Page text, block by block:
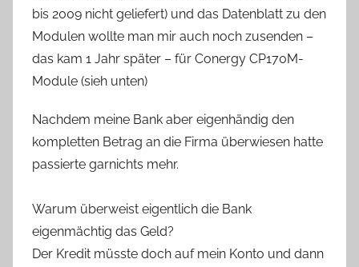
bis 2009 nicht geliefert) und das Datenblatt zu den
Modulen wollte man mir auch noch zusenden –
das kam 1 Jahr später – für Conergy CP170M-
Module (sieh unten)
Nachdem meine Bank aber eigenhändig den
kompletten Betrag an die Firma überwiesen hatte
passierte garnichts mehr.
Warum überweist eigentlich die Bank
eigenmächtig das Geld?
Der Kredit müsste doch auf mein Konto und dann